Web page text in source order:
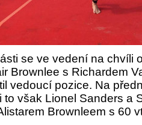
se ve vedení na chvíli
Brownlee s Richardem
vedoucí pozice. Na
to však Lionel Sanders a
Brownleem s 60